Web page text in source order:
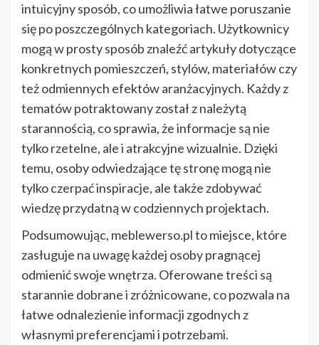
intuicyjny sposób, co umożliwia łatwe poruszanie
się po poszczególnych kategoriach. Użytkownicy
mogą w prosty sposób znaleźć artykuły dotyczące
konkretnych pomieszczeń, stylów, materiałów czy
też odmiennych efektów aranżacyjnych. Każdy z
tematów potraktowany został z należytą
starannością, co sprawia, że informacje są nie
tylko rzetelne, ale i atrakcyjne wizualnie. Dzięki
temu, osoby odwiedzające tę stronę mogą nie
tylko czerpać inspiracje, ale także zdobywać
wiedzę przydatną w codziennych projektach.
Podsumowując, meblewerso.pl to miejsce, które
zasługuje na uwagę każdej osoby pragnącej
odmienić swoje wnętrza. Oferowane treści są
starannie dobrane i zróżnicowane, co pozwala na
łatwe odnalezienie informacji zgodnych z
własnymi preferencjami i potrzebami.